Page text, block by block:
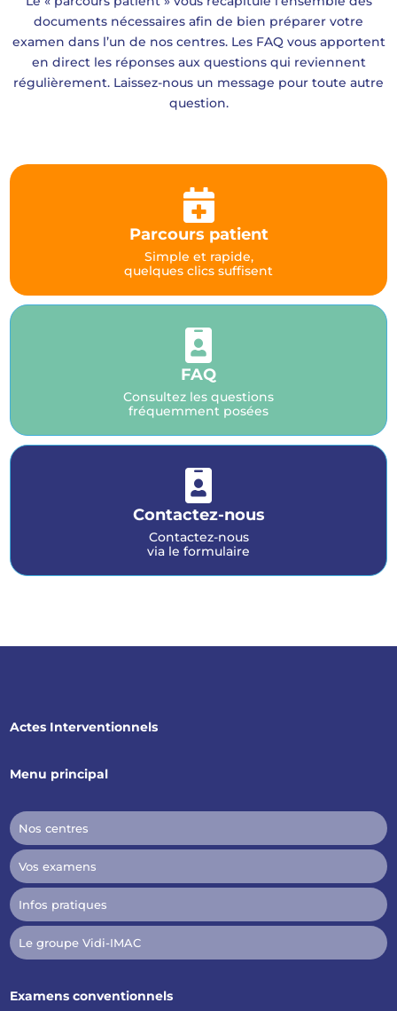
documents nécessaires afin de bien préparer votre
examen dans l’un de nos centres. Les FAQ vous apportent
en direct les réponses aux questions qui reviennent
régulièrement. Laissez-nous un message pour toute autre
question.

Parcours patient
Simple et rapide,
quelques clics suffisent

FAQ
Consultez les questions
fréquemment posées

Contactez-nous
Contactez-nous
via le formulaire
Actes Interventionnels
Menu principal
Nos centres
Vos examens
Infos pratiques
Le groupe Vidi-IMAC
Examens conventionnels